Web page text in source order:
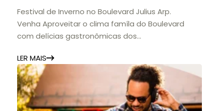
Festival de Inverno no Boulevard Julius Arp.
Venha Aproveitar o clima famíla do Boulevard
com delícias gastronômicas dos
LER MAIS